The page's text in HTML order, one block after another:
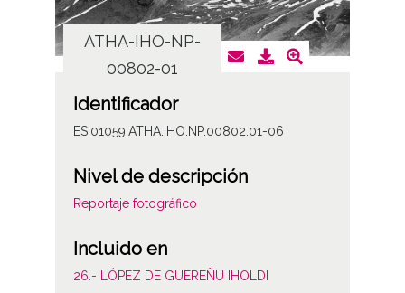
ATHA-IHO-NP-
00802-01
Identificador
ES.01059.ATHA.IHO.NP.00802.01-06
Nivel de descripción
Reportaje fotográfico
Incluido en
26.- LÓPEZ DE GUEREÑU IHOLDI